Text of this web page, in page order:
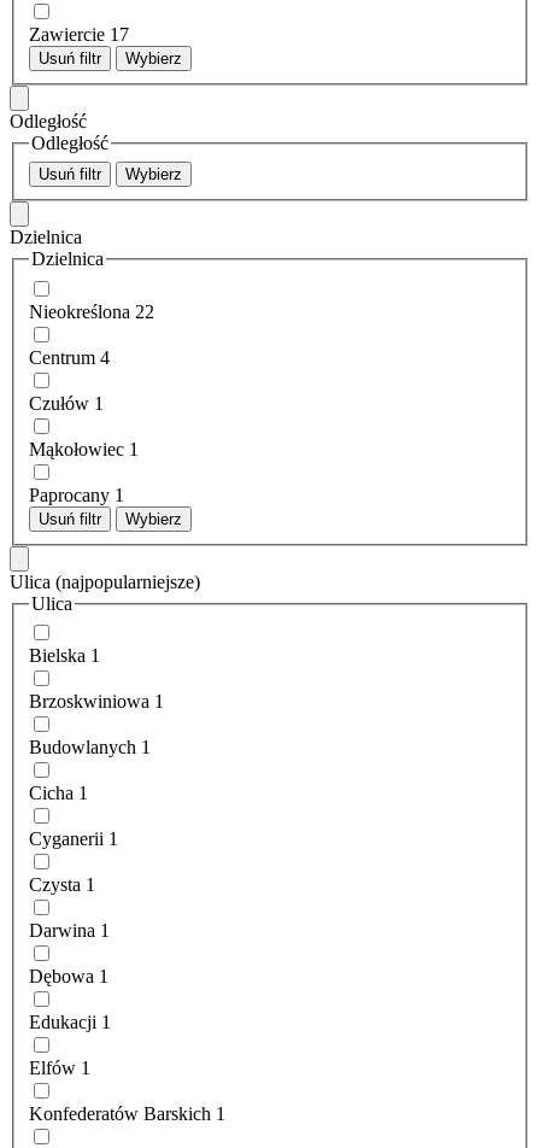
Zawiercie 17
Usuń filtr Wybierz
Odległość
Odległość
Usuń filtr Wybierz
Dzielnica
Dzielnica
Nieokreślona 22
Centrum 4
Czułów 1
Mąkołowiec 1
Paprocany 1
Usuń filtr Wybierz
Ulica (najpopularniejsze)
Ulica
Bielska 1
Brzoskwiniowa 1
Budowlanych 1
Cicha 1
Cyganerii 1
Czysta 1
Darwina 1
Dębowa 1
Edukacji 1
Elfów 1
Konfederatów Barskich 1